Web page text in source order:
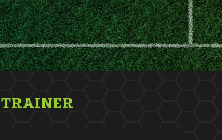
TRAINER